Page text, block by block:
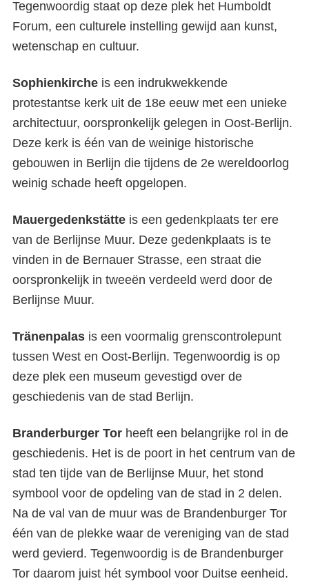
Tegenwoordig staat op deze plek het Humboldt
Forum, een culturele instelling gewijd aan kunst,
wetenschap en cultuur.
Sophienkirche is een indrukwekkende
protestantse kerk uit de 18e eeuw met een unieke
architectuur, oorspronkelijk gelegen in Oost-Berlijn.
Deze kerk is één van de weinige historische
gebouwen in Berlijn die tijdens de 2e wereldoorlog
weinig schade heeft opgelopen.
Mauergedenkstätte is een gedenkplaats ter ere
van de Berlijnse Muur. Deze gedenkplaats is te
vinden in de Bernauer Strasse, een straat die
oorspronkelijk in tweeën verdeeld werd door de
Berlijnse Muur.
Tränenpalas is een voormalig grenscontrolepunt
tussen West en Oost-Berlijn. Tegenwoordig is op
deze plek een museum gevestigd over de
geschiedenis van de stad Berlijn.
Branderburger Tor heeft een belangrijke rol in de
geschiedenis. Het is de poort in het centrum van de
stad ten tijde van de Berlijnse Muur, het stond
symbool voor de opdeling van de stad in 2 delen.
Na de val van de muur was de Brandenburger Tor
één van de plekke waar de vereniging van de stad
werd gevierd. Tegenwoordig is de Brandenburger
Tor daarom juist hét symbool voor Duitse eenheid.